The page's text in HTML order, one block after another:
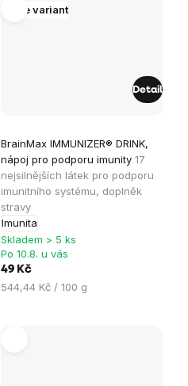
Více variant
BrainMax IMMUNIZER® DRINK,
nápoj pro podporu imunity 17
nejsilnějších látek pro podporu
imunitního systému, doplněk
stravy
Imunita
hodnocení
produktu
je
4,2
z
5
hvězdiček.
Skladem > 5 ks
Po 10.8. u vás
49 Kč
Měrná
544,44 Kč / 100 g
Detail